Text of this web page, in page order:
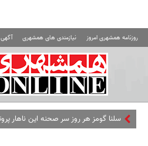
روزنامه همشهری امروز نیازمندی های همشهری
سلنا گومز هر روز سر صحنه این ناهار